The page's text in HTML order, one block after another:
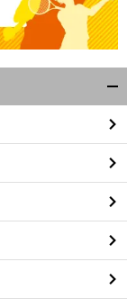
前
へ
閉
る